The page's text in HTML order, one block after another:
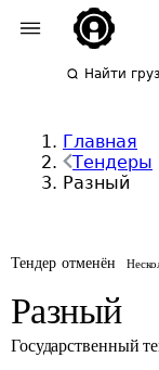
Найти
Главная
Тендеры
Разный
Тендер отменён
Разный
Государственный